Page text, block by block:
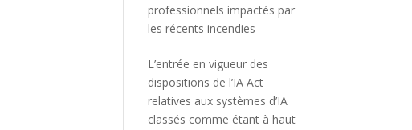
professionnels impactés par
les récents incendies
L’entrée en vigueur des
dispositions de l’IA Act
relatives aux systèmes d’IA
classés comme étant à haut